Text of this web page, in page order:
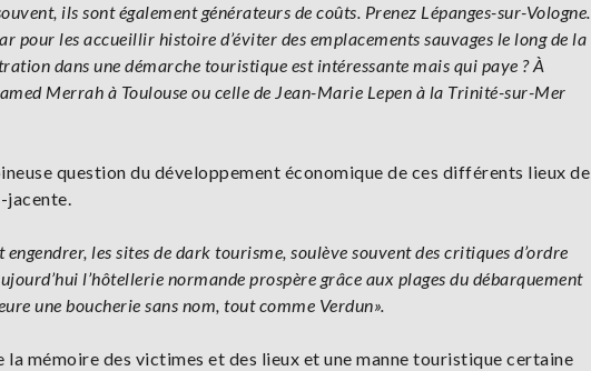
ils sont également générateurs de coûts. Prenez Lépanges-sur-Vologne.
pour les accueillir histoire d’éviter des emplacements sauvages le long de la
dans une démarche touristique est intéressante mais qui paye ? À
Merrah à Toulouse ou celle de Jean-Marie Lepen à la Trinité-sur-Mer
question du développement économique de ces différents lieux de
jacente.
engendrer, les sites de dark tourisme, soulève souvent des critiques d’ordre
l’hôtellerie normande prospère grâce aux plages du débarquement
une boucherie sans nom, tout comme Verdun».
mémoire des victimes et des lieux et une manne touristique certaine